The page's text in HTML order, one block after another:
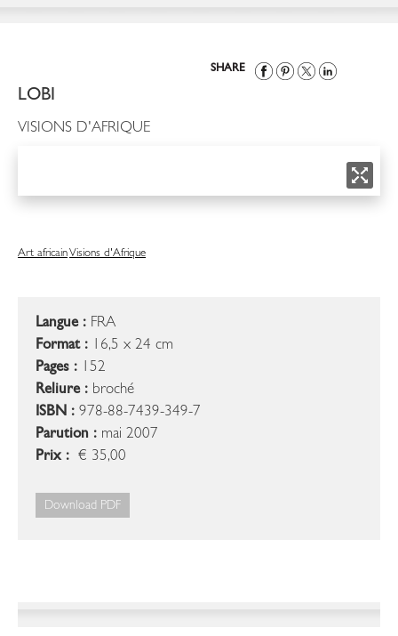
SHARE
LOBI
VISIONS D'AFRIQUE
Art africainVisions d'Afrique
Langue : FRA
Format : 16,5 x 24 cm
Pages : 152
Reliure : broché
ISBN : 978-88-7439-349-7
Parution : mai 2007
Prix : € 35,00
Download PDF